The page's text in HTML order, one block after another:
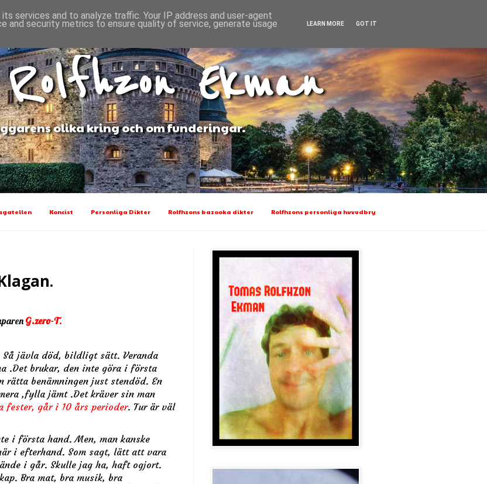
Ekman
olika kring och om funderingar.
Koncist Personliga Dikter Rolfhzons bazooka dikter Rolfhzons personliga huvudbry
G.zero-T.
jävla död, bildligt sätt. Veranda
.Det brukar, den inte göra i första
benämningen just stendöd. En
,fylla jämt .Det kräver sin man
fester, går i 10 års perioder. Tur är väl
i första hand. Men, man kanske
i efterhand. Som sagt, lätt att vara
i går. Skulle jag ha, haft ogjort.
Bra mat, bra musik, bra
services and to analyze traffic. Your IP address and user-agent
and security metrics to ensure quality of service, generate usage LEARN MORE GOT IT